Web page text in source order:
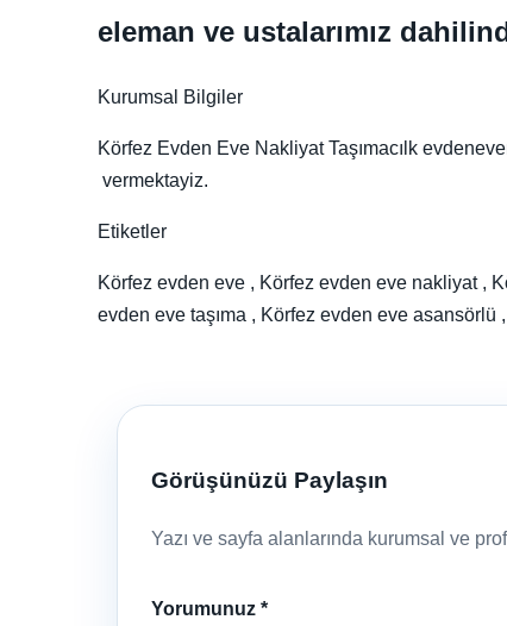
eleman ve ustalarımız
Kurumsal Bilgiler
Körfez Evden Eve Nakliyat Taşımacılk
vermektayiz.
Etiketler
Körfez evden eve , Körfez evden eve nakliyat ,
evden eve taşıma , Körfez evden eve asansörlü
Görüşünüzü Paylaşın
Yazı ve sayfa alanlarında kurumsal ve
Yorumunuz *